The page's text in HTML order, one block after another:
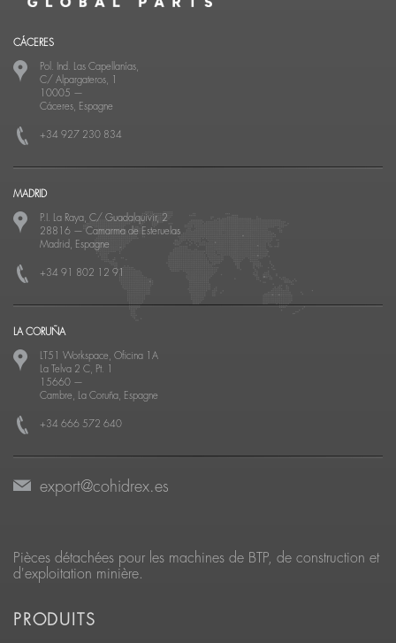
CÁCERES
Pol. Ind. Las Capellanías,
C/ Alpargateros, 1
10005 —
Cáceres, Espagne
+34 927 230 834
MADRID
P.I. La Raya, C/ Guadalquivir, 2
28816 — Camarma de Esteruelas
Madrid, Espagne
+34 91 802 12 91
LA CORUÑA
LT51 Workspace, Oficina 1A
La Telva 2 C, Pt. 1
15660 —
Cambre, La Coruña, Espagne
+34 666 572 640
export@cohidrex.es
Pièces détachées pour les machines de BTP, de construction et
d'exploitation minière.
PRODUITS